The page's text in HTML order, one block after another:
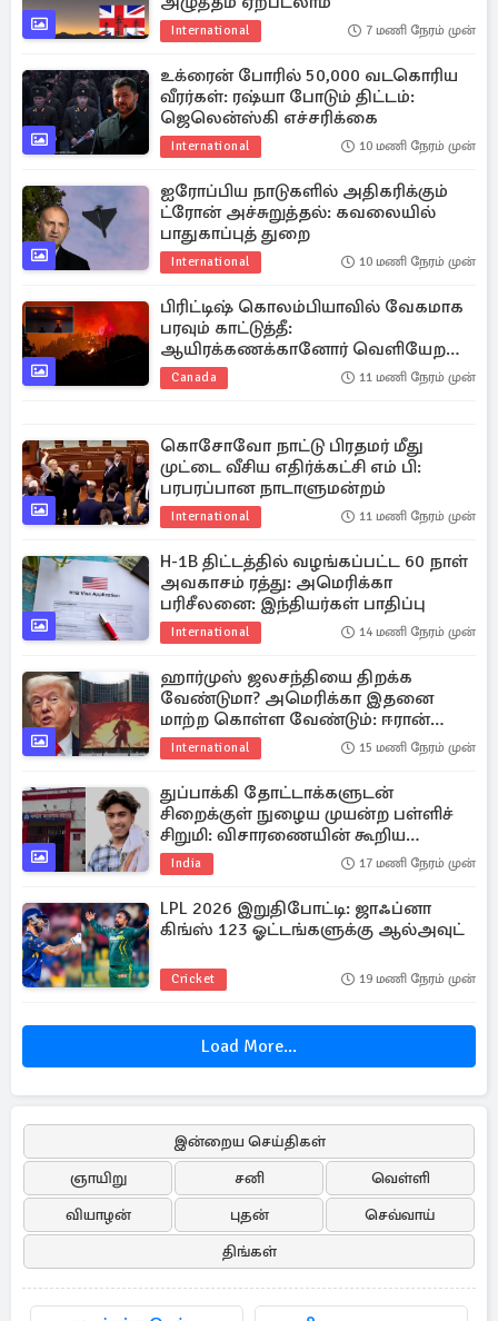
International 7 மணி நேரம் முன்
உக்ரைன் போரில் 50,000 வடகொரிய
வீரர்கள்: ரஷ்யா போடும் திட்டம்:
ஜெலென்ஸ்கி எச்சரிக்கை
International 10 மணி நேரம் முன்
ஐரோப்பிய நாடுகளில் அதிகரிக்கும்
ட்ரோன் அச்சுறுத்தல்: கவலையில்
பாதுகாப்புத் துறை
International 10 மணி நேரம் முன்
பிரிட்டிஷ் கொலம்பியாவில் வேகமாக
பரவும் காட்டுத்தீ:
ஆயிரக்கணக்கானோர் வெளியேற
உத்தரவு
Canada 11 மணி நேரம் முன்
கொசோவோ நாட்டு பிரதமர் மீது
முட்டை வீசிய எதிர்க்கட்சி எம் பி:
பரபரப்பான நாடாளுமன்றம்
International 11 மணி நேரம் முன்
H-1B திட்டத்தில் வழங்கப்பட்ட 60 நாள்
அவகாசம் ரத்து: அமெரிக்கா
பரிசீலனை: இந்தியர்கள் பாதிப்பு
International 14 மணி நேரம் முன்
ஹார்முஸ் ஜலசந்தியை திறக்க
வேண்டுமா? அமெரிக்கா இதனை
மாற்ற கொள்ள வேண்டும்: ஈரான்
திட்டவட்டம்
International 15 மணி நேரம் முன்
துப்பாக்கி தோட்டாக்களுடன்
சிறைக்குள் நுழைய முயன்ற பள்ளிச்
சிறுமி: விசாரணையின் கூறிய
காரணம்
India 17 மணி நேரம் முன்
LPL 2026 இறுதிபோட்டி: ஜாஃப்னா
கிங்ஸ் 123 ஓட்டங்களுக்கு ஆல்அவுட்
Cricket 19 மணி நேரம் முன்
Load More...
இன்றைய செய்திகள்
ஞாயிறு
சனி
வெள்ளி
வியாழன்
புதன்
செவ்வாய்
திங்கள்